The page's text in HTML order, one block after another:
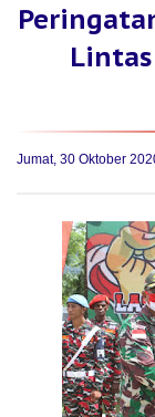
Jumat, 30 Oktober